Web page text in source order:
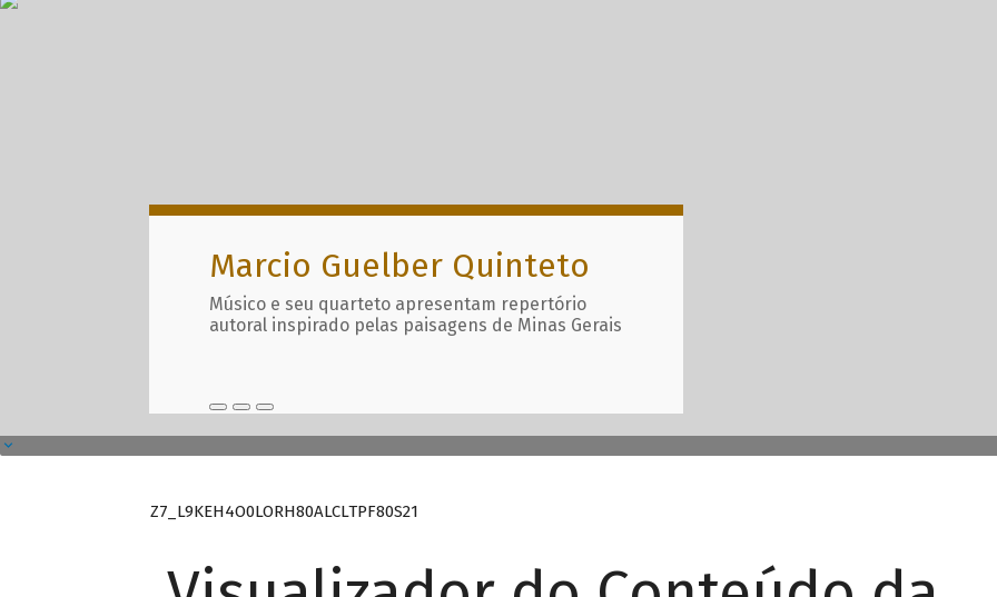
Destaques Principais com
Marcio Guelber Quinteto
Músico e seu quarteto apresentam repertório
autoral inspirado pelas paisagens de Minas Gerais
Z7_L9KEH4O0LORH80ALCLTPF80S21